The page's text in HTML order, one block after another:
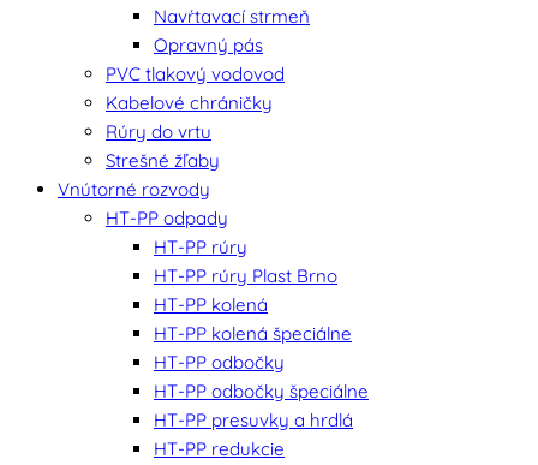
Navŕtavací strmeň
Opravný pás
PVC tlakový vodovod
Kabelové chráničky
Rúry do vrtu
Strešné žľaby
Vnútorné rozvody
HT-PP odpady
HT-PP rúry
HT-PP rúry Plast Brno
HT-PP kolená
HT-PP kolená špeciálne
HT-PP odbočky
HT-PP odbočky špeciálne
HT-PP presuvky a hrdlá
HT-PP redukcie